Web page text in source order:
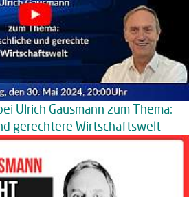
Ulrich Gausmann zum Thema:
gerechtere Wirtschaftswelt